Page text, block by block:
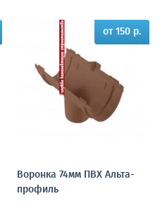
от 150 р.
Воронка 74мм ПВХ Альта-
профиль